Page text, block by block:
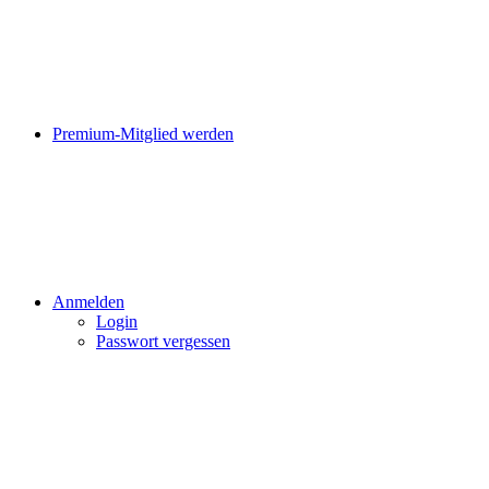
Premium-Mitglied werden
Anmelden
Login
Passwort vergessen